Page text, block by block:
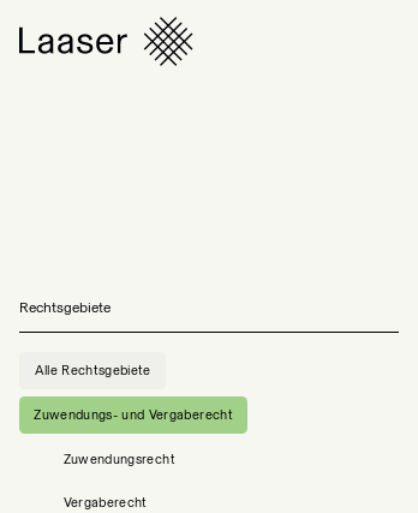
Rechtsgebiete
Alle Rechtsgebiete
Zuwendungs- und Vergaberecht
Zuwendungsrecht
Vergaberecht